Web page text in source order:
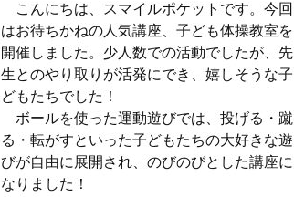
こんにちは、スマイルポケットです。今回
はお待ちかねの人気講座、子ども体操教室を
開催しました。少人数での活動でしたが、先
生とのやり取りが活発にでき、嬉しそうな子
どもたちでした！
ボールを使った運動遊びでは、投げる・蹴
る・転がすといった子どもたちの大好きな遊
びが自由に展開され、のびのびとした講座に
なりました！